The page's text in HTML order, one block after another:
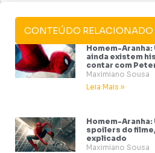
CONTEÚDO RELACIONADO
Homem-Aranha:
ainda existem
contar com
Maximiano Sousa
Leia Mais »
Homem-Aranha:
spoilers do
explicado
Maximiano Sousa